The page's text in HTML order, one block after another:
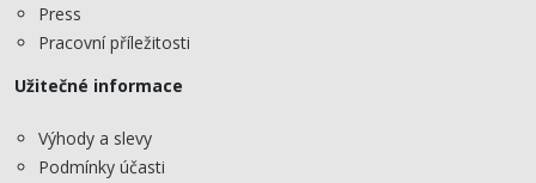
Press
Pracovní příležitosti
Užitečné informace
Výhody a slevy
Podmínky účasti